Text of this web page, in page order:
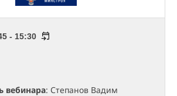
- 15:30
вебинара: Степанов Вадим